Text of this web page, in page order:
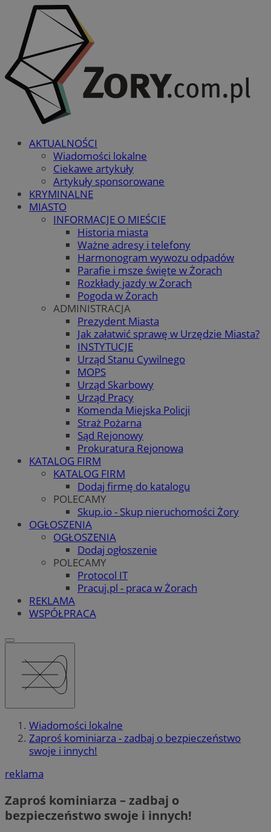
AKTUALNOŚCI
Wiadomości lokalne
Ciekawe artykuły
Artykuły sponsorowane
KRYMINALNE
MIASTO
INFORMACJE O MIEŚCIE
Historia miasta
Ważne adresy i telefony
Harmonogram wywozu odpadów
Parafie i msze święte w Żorach
Rozkłady jazdy w Żorach
Pogoda w Żorach
ADMINISTRACJA
Prezydent Miasta
Jak załatwić sprawę w Urzędzie Miasta?
INSTYTUCJE
Urząd Stanu Cywilnego
MOPS
Urząd Skarbowy
Urząd Pracy
Komenda Miejska Policji
Straż Pożarna
Sąd Rejonowy
Prokuratura Rejonowa
KATALOG FIRM
KATALOG FIRM
Dodaj firmę do katalogu
POLECAMY
Skup.io - Skup nieruchomości Żory
OGŁOSZENIA
OGŁOSZENIA
Dodaj ogłoszenie
POLECAMY
Protocol IT
Pracuj.pl - praca w Żorach
REKLAMA
WSPÓŁPRACA
Wiadomości lokalne
Zaproś kominiarza - zadbaj o bezpieczeństwo
swoje i innych!
reklama
Zaproś kominiarza – zadbaj o
bezpieczeństwo swoje i innych!